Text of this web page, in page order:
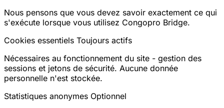
Nous pensons que vous devez savoir exactement ce qui
s'exécute lorsque vous utilisez Congopro Bridge.
Cookies essentiels Toujours actifs
Nécessaires au fonctionnement du site - gestion des
sessions et jetons de sécurité. Aucune donnée
personnelle n'est stockée.
Statistiques anonymes Optionnel